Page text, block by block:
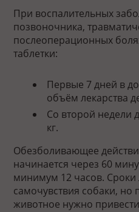
При воспалительных
позвоночника,
послеоперационных
таблетки:
Первые 7 дней в
объём лекарства
Со второй недели
кг.
Обезболивающее
начинается через 60
минимум 12 часов. Сроки
самочувствия собаки, но
животное нужно